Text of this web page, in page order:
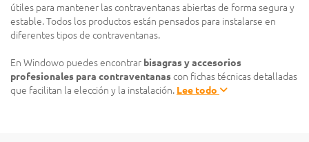
útiles para mantener las contraventanas abiertas de forma segura y
estable. Todos los productos están pensados para instalarse en
diferentes tipos de contraventanas.
En Windowo puedes encontrar bisagras y accesorios
profesionales para contraventanascon fichas técnicas detalladas
que facilitan la elección y la instalación. Lee todo